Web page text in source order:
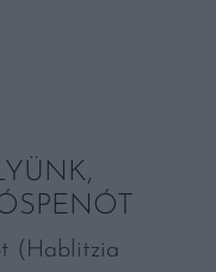
(Hablitzia